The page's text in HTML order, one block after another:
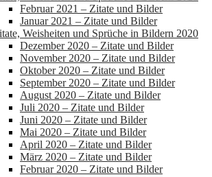
Februar 2021 – Zitate und Bilder
Januar 2021 – Zitate und Bilder
Weisheiten und Sprüche in Bildern 2020
Dezember 2020 – Zitate und Bilder
November 2020 – Zitate und Bilder
Oktober 2020 – Zitate und Bilder
September 2020 – Zitate und Bilder
August 2020 – Zitate und Bilder
Juli 2020 – Zitate und Bilder
Juni 2020 – Zitate und Bilder
Mai 2020 – Zitate und Bilder
April 2020 – Zitate und Bilder
März 2020 – Zitate und Bilder
Februar 2020 – Zitate und Bilder